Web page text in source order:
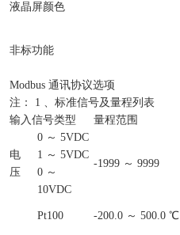
液晶屏颜色
非标功能
Modbus 通讯协议选项
注： 1 、标准信号及量程列表
输入信号类型
量程范围
电
压
0 ～ 5VDC
-1999 ～ 9999
1 ～ 5VDC
0 ～
10VDC
Pt100 -200.0 ～ 500.0 ℃